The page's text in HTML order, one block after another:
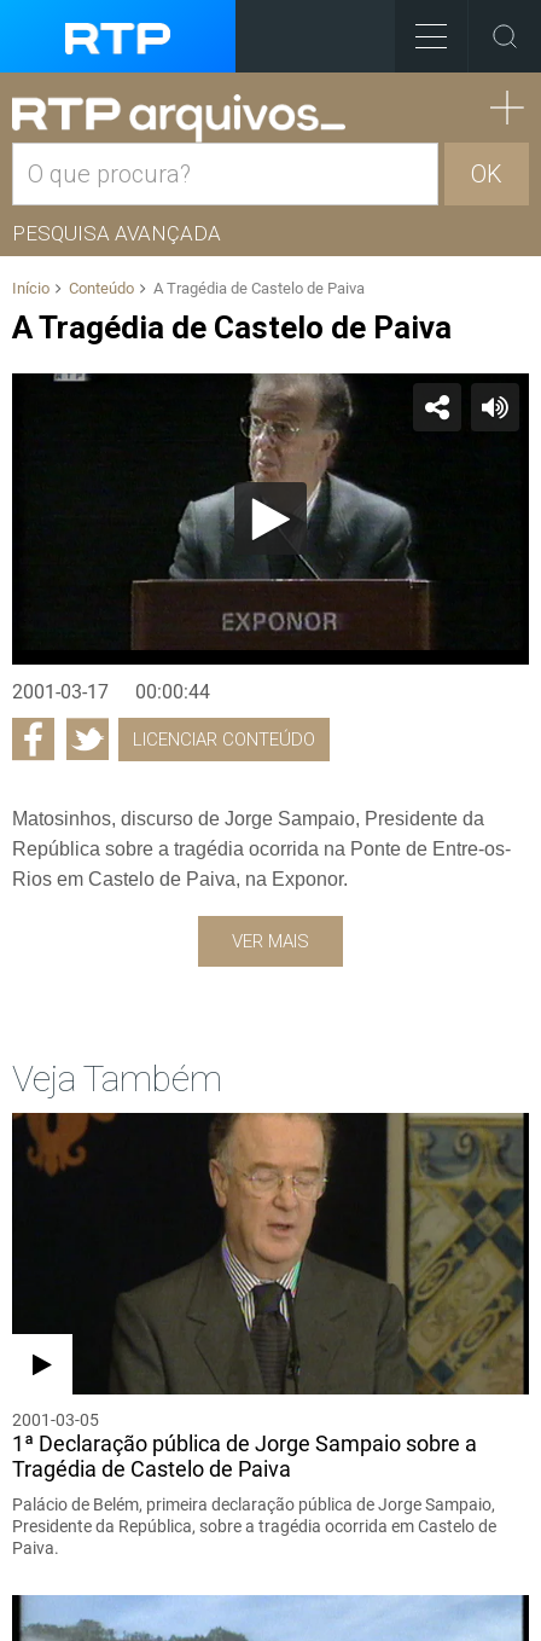
OK
PESQUISA AVANÇADA
Início Conteúdo A Tragédia de Castelo de Paiva
A Tragédia de Castelo de Paiva
2001-03-17 00:00:44
LICENCIAR CONTEÚDO
Matosinhos, discurso de Jorge Sampaio, Presidente da
República sobre a tragédia ocorrida na Ponte de Entre-os-
Rios em Castelo de Paiva, na Exponor.
VER MAIS
Veja Também
2001-03-05
1ª Declaração pública de Jorge Sampaio sobre a
Tragédia de Castelo de Paiva
Palácio de Belém, primeira declaração pública de Jorge Sampaio,
Presidente da República, sobre a tragédia ocorrida em Castelo de
Paiva.